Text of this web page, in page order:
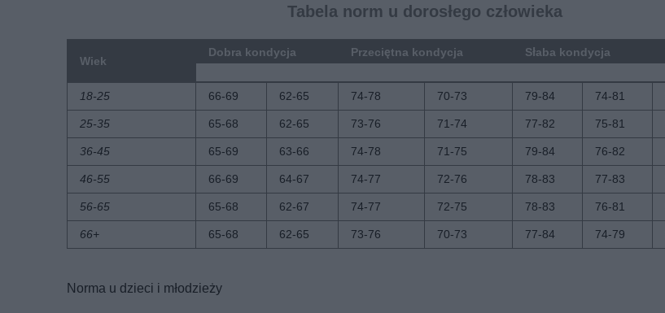
Tabela norm u dorosłego człowieka
Wiek
Dobra kondycja Przeciętna kondycja Słaba kondycja
18-25 66-69 62-65 74-78 70-73 79-84 74-81
25-35 65-68 62-65 73-76 71-74 77-82 75-81
36-45 65-69 63-66 74-78 71-75 79-84 76-82
46-55 66-69 64-67 74-77 72-76 78-83 77-83
56-65 65-68 62-67 74-77 72-75 78-83 76-81
66+ 65-68 62-65 73-76 70-73 77-84 74-79
Norma u dzieci i młodzieży